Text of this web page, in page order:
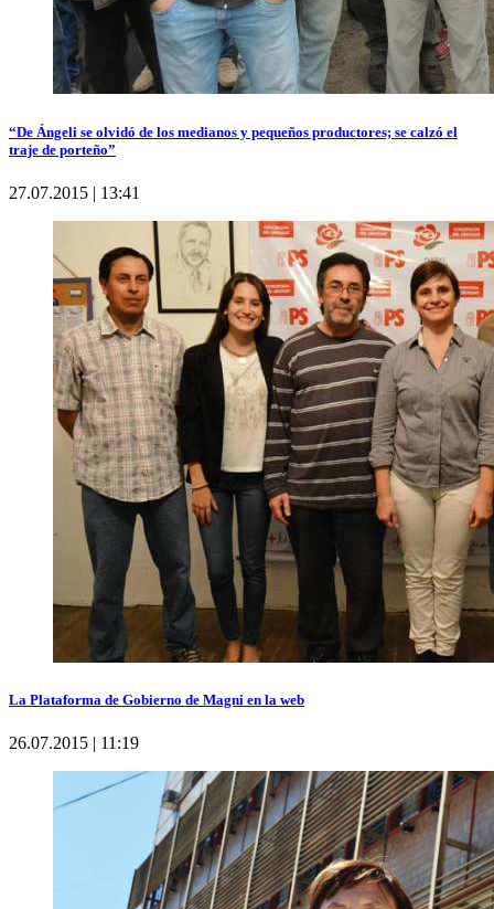
“De Ángeli se olvidó de los medianos y pequeños productores; se calzó el
traje de porteño”
27.07.2015 | 13:41
La Plataforma de Gobierno de Magni en la web
26.07.2015 | 11:19